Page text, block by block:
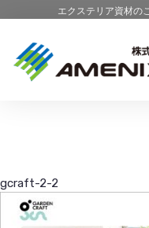
エクステリア資材の
gcraft-2-2